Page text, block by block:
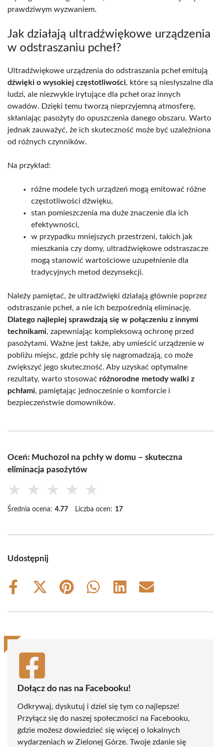
prawdziwym wyzwaniem.
Jak działają ultradźwiękowe urządzenia
w odstraszaniu pcheł?
Ultradźwiękowe urządzenia do odstraszania pcheł emitują
dźwięki o wysokiej częstotliwości, które są niesłyszalne dla
ludzi, ale niezwykle irytujące dla pcheł oraz innych
owadów. Dzięki temu tworzą nieprzyjemną atmosferę,
skłaniając pasożyty do opuszczenia danego obszaru. Warto
jednak zauważyć, że ich skuteczność może być uzależniona
od różnych czynników.
Na przykład:
różne modele tych urządzeń mogą emitować różne
częstotliwości dźwięku,
stan pomieszczenia ma duże znaczenie dla ich
efektywności,
w przypadku mniejszych przestrzeni, takich jak
mieszkania czy domy, ultradźwiękowe odstraszacze
mogą stanowić wartościowe uzupełnienie dla
tradycyjnych metod dezynsekcji.
Należy pamiętać, że ultradźwięki działają głównie poprzez
odstraszanie pcheł, a nie ich bezpośrednią eliminację.
Dlatego najlepiej sprawdzają się w połączeniu z innymi
technikami, zapewniając kompleksową ochronę przed
pasożytami. Ważne jest także, aby umieścić urządzenie w
pobliżu miejsc, gdzie pchły się nagromadzają, co może
zwiększyć jego skuteczność. Aby uzyskać optymalne
rezultaty, warto stosować różnorodne metody walki z
pchłami, pamiętając jednocześnie o komforcie i
bezpieczeństwie domowników.
Oceń: Muchozol na pchły w domu – skuteczna
eliminacja pasożytów
★ ★ ★ ★ ★
Średnia ocena: 4.77 Liczba ocen: 17
Udostępnij
Share
Share
(Twitter)
Share
Share
Share
Share
Dołącz do nas na Facebooku!
Odkrywaj, dyskutuj i dziel się tym co najlepsze!
Przyłącz się do naszej społeczności na Facebooku,
gdzie możesz dowiedzieć się więcej o lokalnych
wydarzeniach w Zielonej Górze. Twoje zdanie się